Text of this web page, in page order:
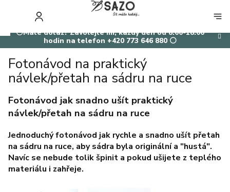
⚪Máte dotaz? Zavolejte mi, každý den od 8:00-18:00
hodin na telefon +420 773 646 880 ⚪
KOŠÍK
Fotonávod na praktický
návlek/přetah na sádru na ruce
Fotonávod jak snadno ušít praktický
návlek/přetah na sádru na ruce
Jednoduchý fotonávod jak rychle a snadno ušít přetah
na sádru na ruce, aby sádra byla originální a "hustá".
Navíc se nebude tolik špinit a pokud ušijete z teplého
materiálu i zahřeje.